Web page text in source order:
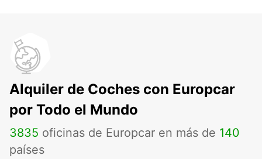
Alquiler de Coches con Europcar
por Todo el Mundo
3835 oficinas de Europcar en más de 140
países